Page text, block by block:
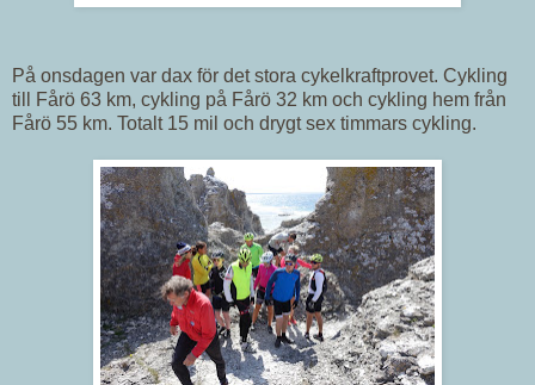
På onsdagen var dax för det stora cykelkraftprovet. Cykling
till Fårö 63 km, cykling på Fårö 32 km och cykling hem från
Fårö 55 km. Totalt 15 mil och drygt sex timmars cykling.